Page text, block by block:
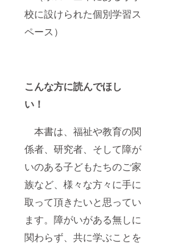
校に設けられた個別学習ス
ペース）
こんな方に読んでほし
い！
本書は、福祉や教育の関
係者、研究者、そして障が
いのある子どもたちのご家
族など、様々な方々に手に
取って頂きたいと思ってい
ます。障がいがある無しに
関わらず、共に学ぶことを